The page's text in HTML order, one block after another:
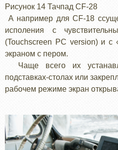
Рисунок 14 Тачпад CF-28
А например для CF-18
исполения с
(Touchscreen PC version) и
экраном с пером.
Чаще всего их
подставках-столах или
рабочем режиме экран